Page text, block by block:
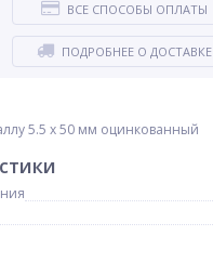
5.5 х 50 мм оцинкованный
ВСЕ СПОСОБЫ ОПЛАТЫ
ПОДРОБНЕЕ О ДОСТАВКЕ